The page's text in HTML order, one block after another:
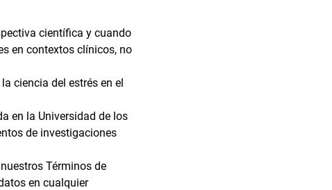
científica y cuando
en contextos clínicos, no
ciencia del estrés en el
en la Universidad de los
de investigaciones
Términos de
en cualquier